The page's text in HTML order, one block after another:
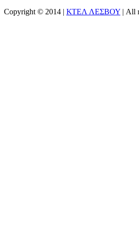
Copyright © 2014 | ΚΤΕΛ ΛΕΣΒΟΥ | All